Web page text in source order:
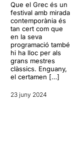
Que el Grec és un
festival amb mirada
contemporània és
tan cert com que
en la seva
programació també
hi ha lloc per als
grans mestres
clàssics. Enguany,
el certamen […]
23 juny 2024